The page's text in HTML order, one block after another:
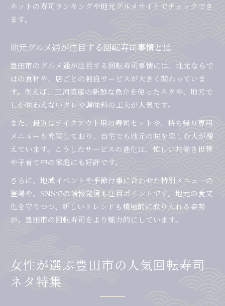
ネットの寿司ランキングや地元グルメサイトでチェックでき
ます。
地元グルメ通が注目する回転寿司事情とは
豊田市のグルメ通が注目する回転寿司事情には、地元ならで
はの食材や、店ごとの独自サービスが大きく関わっていま
す。例えば、三河湾産の新鮮な魚介を使ったネタや、地元で
しか味わえないタレや調味料の工夫が人気です。
また、最近はテイクアウト用の寿司セットや、持ち帰り専用
メニューも充実しており、自宅でも地元の味を楽しむ人が増
えています。こうしたサービスの進化は、忙しい共働き世帯
や子育て中の家庭にも好評です。
さらに、地域イベントや季節行事に合わせた特別メニューの
登場や、SNSでの情報発信も注目ポイントです。地元の食文
化を守りつつ、新しいトレンドも積極的に取り入れる姿勢
が、豊田市の回転寿司をより魅力的にしています。
女性が選ぶ豊田市の人気回転寿司
ネタ特集